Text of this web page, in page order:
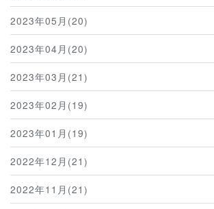
2023年05月(20)
2023年04月(20)
2023年03月(21)
2023年02月(19)
2023年01月(19)
2022年12月(21)
2022年11月(21)